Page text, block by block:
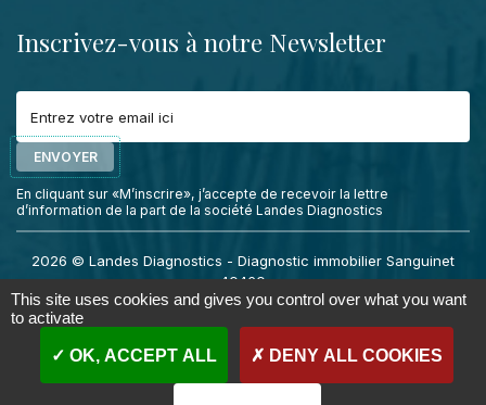
Inscrivez-vous à notre Newsletter
ENVOYER
En cliquant sur «M’inscrire», j’accepte de recevoir la lettre
d’information de la part de la société Landes Diagnostics
2026 © Landes Diagnostics - Diagnostic immobilier Sanguinet
40460
RCS 948 522 958 - Tél. :07 67 67 11 53-Mentions légales-
Politique de confidentialité
This site uses cookies and gives you control over what you want
to activate
OK, ACCEPT ALL DENY ALL COOKIES